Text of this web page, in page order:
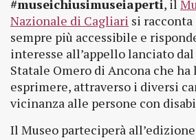
#museichiusimuseiaperti, il
Nazionale di Cagliari si
sempre più accessibile e
interesse all’appello lanciato
Statale Omero di Ancona che ha
esprimere, attraverso i diversi
vicinanza alle persone con
Il Museo parteciperà